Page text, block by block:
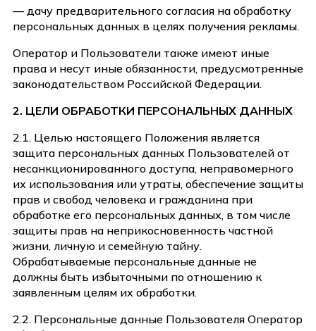
— дачу предварительного согласия на обработку
персональных данных в целях получения рекламы.
Оператор и Пользователи также имеют иные
права и несут иные обязанности, предусмотренные
законодательством Российской Федерации.
2. ЦЕЛИ ОБРАБОТКИ ПЕРСОНАЛЬНЫХ ДАННЫХ
2.1. Целью настоящего Положения является
защита персональных данных Пользователей от
несанкционированного доступа, неправомерного
их использования или утраты, обеспечение защиты
прав и свобод человека и гражданина при
обработке его персональных данных, в том числе
защиты прав на неприкосновенность частной
жизни, личную и семейную тайну.
Обрабатываемые персональные данные не
должны быть избыточными по отношению к
заявленным целям их обработки.
2.2. Персональные данные Пользователя Оператор